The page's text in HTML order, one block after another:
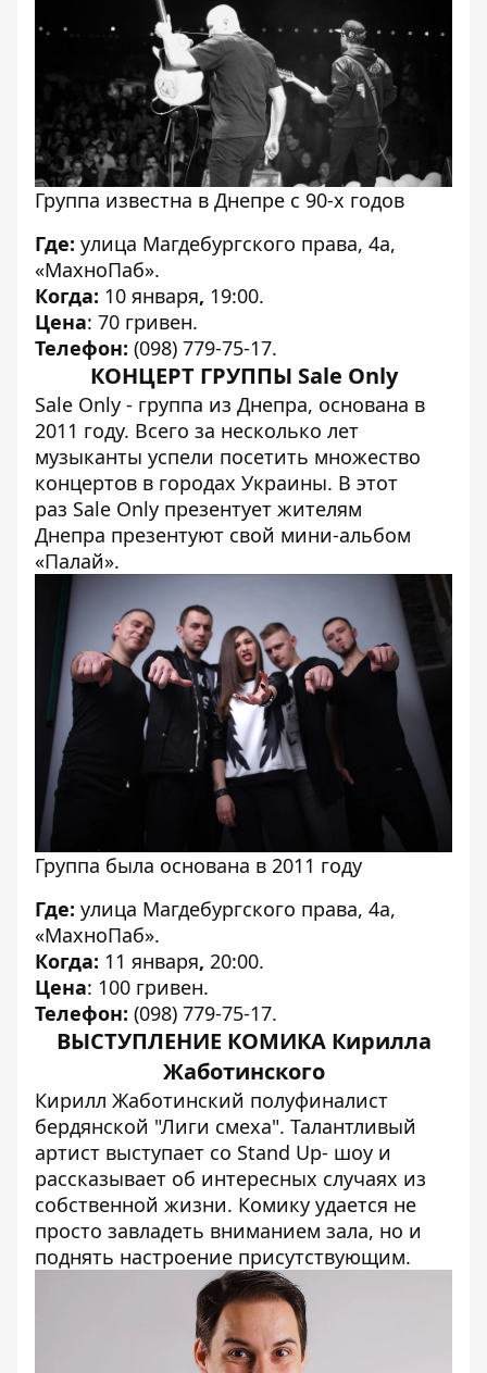
Группа известна в Днепре с 90-х годов
Где: улица Магдебургского права, 4а,
«МахноПаб».
Когда: 10 января, 19:00.
Цена: 70 гривен.
Телефон: (098) 779-75-17.
КОНЦЕРТ ГРУППЫ Sale Only
Sale Only - группа из Днепра, основана в
2011 году. Всего за несколько лет
музыканты успели посетить множество
концертов в городах Украины. В этот
раз Sale Only презентует жителям
Днепра презентуют свой мини-альбом
«Палай».
Группа была основана в 2011 году
Где: улица Магдебургского права, 4а,
«МахноПаб».
Когда: 11 января, 20:00.
Цена: 100 гривен.
Телефон: (098) 779-75-17.
ВЫСТУПЛЕНИЕ КОМИКА Кирилла
Жаботинского
Кирилл Жаботинский полуфиналист
бердянской "Лиги смеха". Талантливый
артист выступает со Stand Up- шоу и
рассказывает об интересных случаях из
собственной жизни. Комику удается не
просто завладеть вниманием зала, но и
поднять настроение присутствующим.